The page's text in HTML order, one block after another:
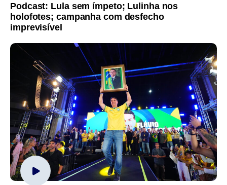
Podcast: Lula sem ímpeto; Lulinha nos
holofotes; campanha com desfecho
imprevisível